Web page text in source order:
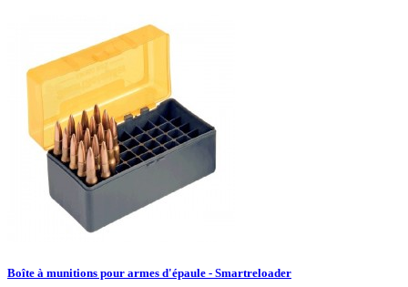
Boîte à munitions pour armes d'épaule - Smartreloader